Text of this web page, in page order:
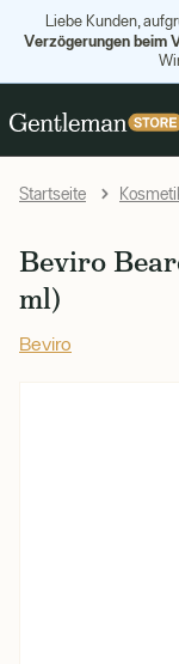
Liebe Kunden,
Verzögerungen beim
Startseite
Beviro
ml)
Beviro